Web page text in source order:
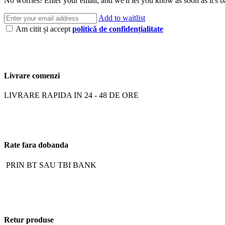
Add to waitlist
Am citit și accept politică de confidențialitate
Livrare comenzi
LIVRARE RAPIDA IN 24 - 48 DE ORE
Rate fara dobanda
PRIN BT SAU TBI BANK
Retur produse